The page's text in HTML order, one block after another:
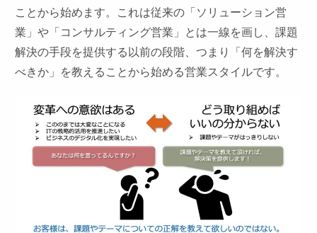
ことから始めます。これは従来の「ソリューション営
業」や「コンサルティング営業」とは一線を画し、課題
解決の手段を提供する以前の段階、つまり「何を解決す
べきか」を教えることから始める営業スタイルです。